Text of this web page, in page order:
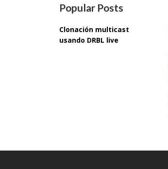
Popular Posts
Clonación multicast
usando DRBL live